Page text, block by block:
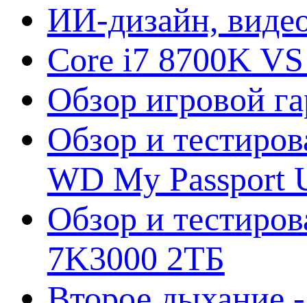
ИИ-дизайн,
Core i7 8700K
Обзор игровой
Обзор и
WD My Passport
Обзор и
7K3000 2ТБ